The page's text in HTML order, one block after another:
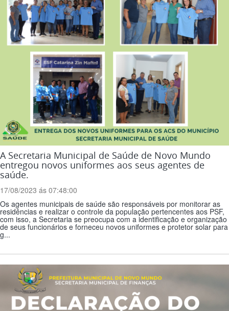
A Secretaria Municipal de Saúde de Novo Mundo
entregou novos uniformes aos seus agentes de
saúde.
17/08/2023 ás 07:48:00
Os agentes municipais de saúde são responsáveis por monitorar as
residências e realizar o controle da população pertencentes aos PSF,
com isso, a Secretaria se preocupa com a identificação e organização
de seus funcionários e forneceu novos uniformes e protetor solar para
g...